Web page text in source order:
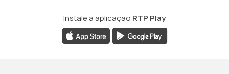
Instale a aplicação RTP Play